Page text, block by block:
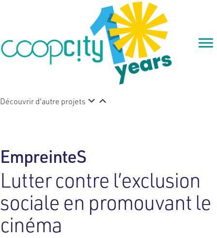
Découvrir d'autre projets
EmpreinteS
Lutter contre l’exclusion
sociale en promouvant le
cinéma